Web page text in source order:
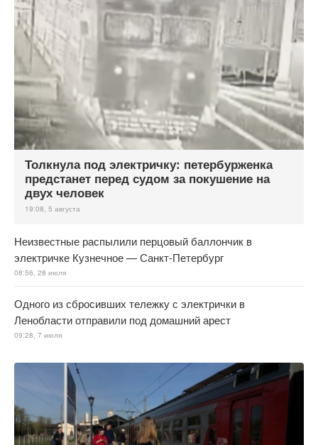
Толкнула под электричку: петербурженка
предстанет перед судом за покушение на
двух человек
19:08, 5 августа
Неизвестные распылили перцовый баллончик в
электричке Кузнечное — Санкт-Петербург
08:56, 28 июля
Одного из сбросивших тележку с электрички в
Ленобласти отправили под домашний арест
09:28, 7 июля